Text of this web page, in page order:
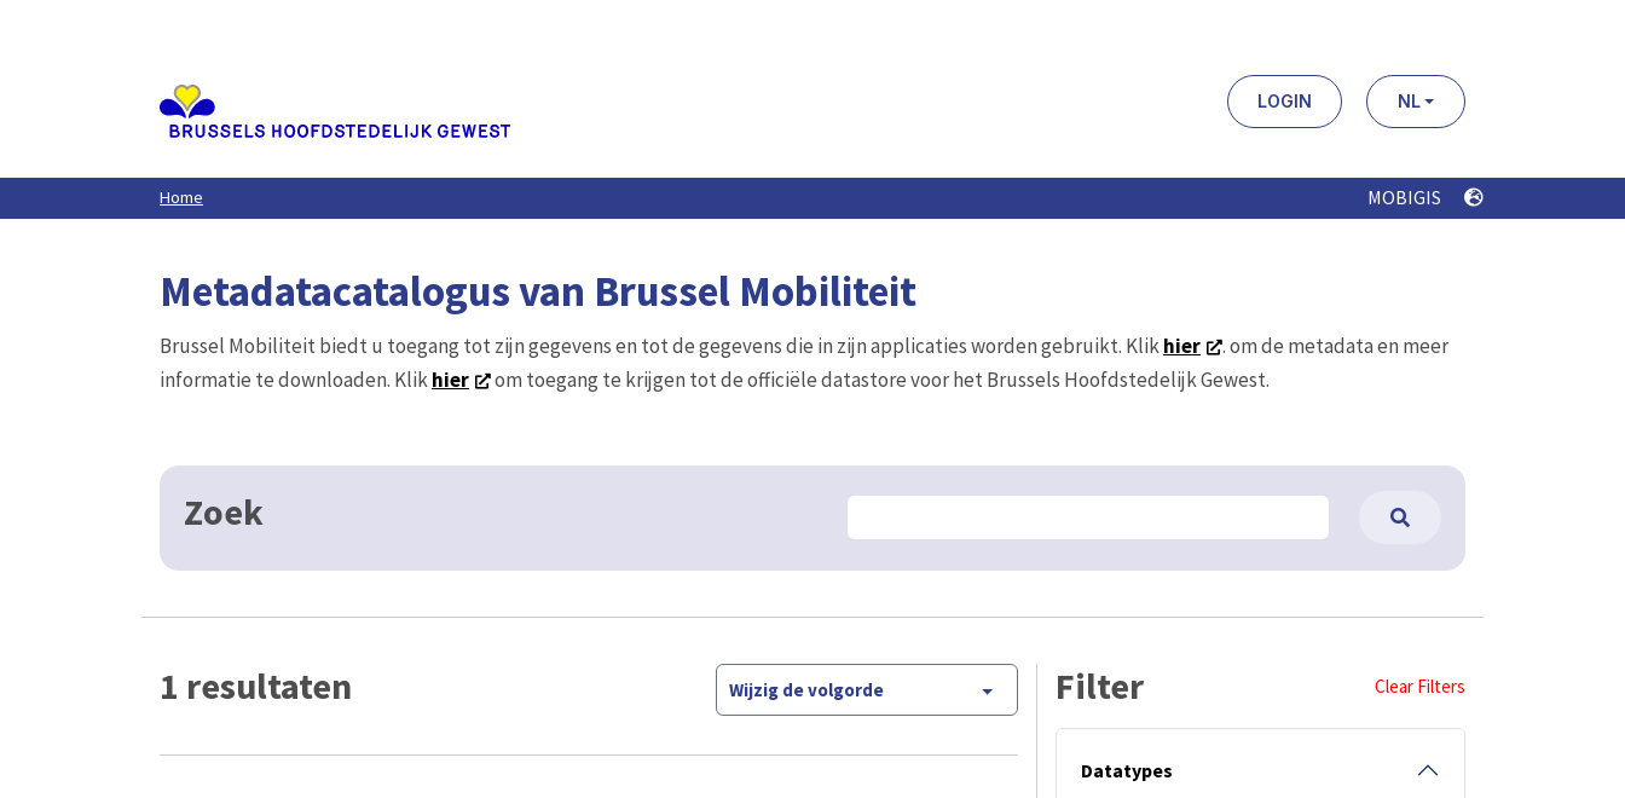
LOGIN NL
Home MOBIGIS
Metadatacatalogus van Brussel Mobiliteit
Brussel Mobiliteit biedt u toegang tot zijn gegevens en tot de gegevens die in zijn applicaties worden gebruikt. Klikhier
. om de metadata en meer
informatie te downloaden. Klikhier om toegang te krijgen tot de officiële datastore voor het Brussels Hoofdstedelijk Gewest.
Zoek
1 resultaten Wijzig de volgorde Filter Clear Filters
Datatypes